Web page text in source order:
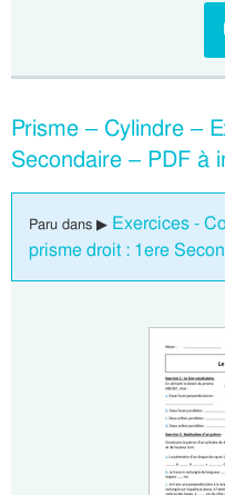
Prisme – Cylindre –
Secondaire – PDF à
Paru dans ▶ Exercices -
prisme droit : 1ere